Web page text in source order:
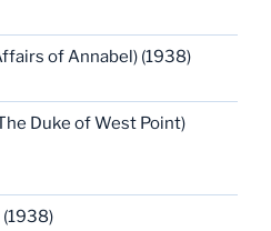
of Annabel) (1938)
Duke of West Point)